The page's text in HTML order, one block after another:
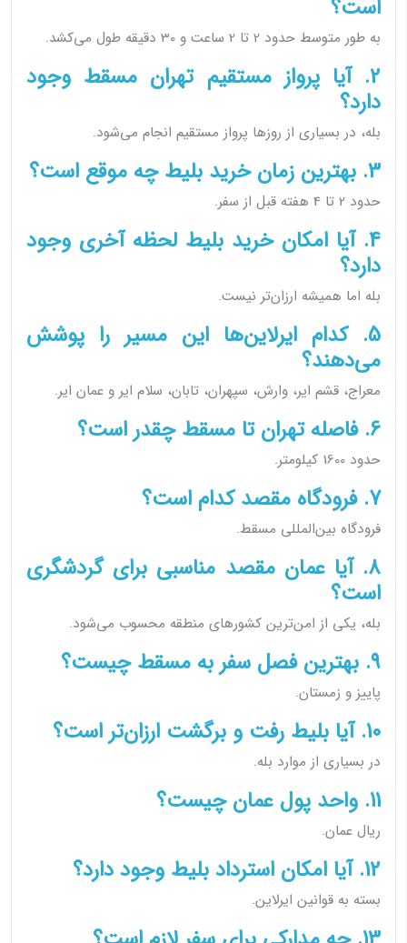
است؟
به طور متوسط حدود 2 تا 2 ساعت و 30 دقیقه طول می‌کشد.
2. آیا پرواز مستقیم تهران مسقط وجود
دارد؟
بله، در بسیاری از روزها پرواز مستقیم انجام می‌شود.
3. بهترین زمان خرید بلیط چه موقع است؟
حدود 2 تا 4 هفته قبل از سفر.
4. آیا امکان خرید بلیط لحظه آخری وجود
دارد؟
بله اما همیشه ارزان‌تر نیست.
5. کدام ایرلاین‌ها این مسیر را پوشش
می‌دهند؟
معراج، قشم ایر، وارش، سپهران، تابان، سلام ایر و عمان ایر.
6. فاصله تهران تا مسقط چقدر است؟
حدود 1600 کیلومتر.
7. فرودگاه مقصد کدام است؟
فرودگاه بین‌المللی مسقط.
8. آیا عمان مقصد مناسبی برای گردشگری
است؟
بله، یکی از امن‌ترین کشورهای منطقه محسوب می‌شود.
9. بهترین فصل سفر به مسقط چیست؟
پاییز و زمستان.
10. آیا بلیط رفت و برگشت ارزان‌تر است؟
در بسیاری از موارد بله.
11. واحد پول عمان چیست؟
ریال عمان.
12. آیا امکان استرداد بلیط وجود دارد؟
بسته به قوانین ایرلاین.